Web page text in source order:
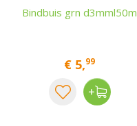
Bindbuis grn d3mml50m
€ 5,99